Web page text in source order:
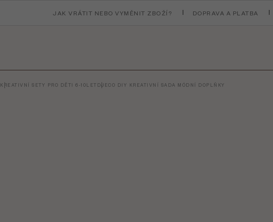
JAK VRÁTIT NEBO VYMĚNIT ZBOŽÍ? DOPRAVA A PLATBA
KREATIVNÍ SETY PRO DĚTI 6-10LET DJECO DIY KREATIVNÍ SADA MÓDNÍ DOPLŇKY